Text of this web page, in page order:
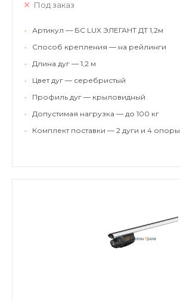
Под заказ
•
Артикул — БС LUX ЭЛЕГАНТ ДТ 1,2м
•
Способ крепления — на рейлинги
•
Длина дуг — 1,2 м
•
Цвет дуг — серебристый
•
Профиль дуг — крыловидный
•
Допустимая нагрузка — до 100 кг
•
Комплект поставки — 2 дуги и 4 опоры